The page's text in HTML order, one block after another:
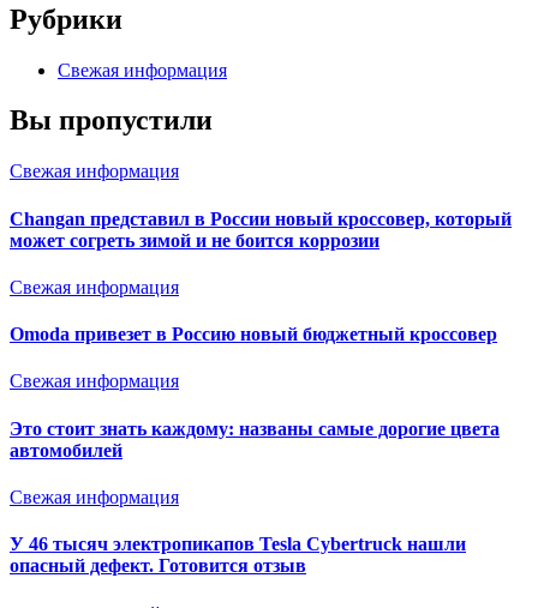
Рубрики
Свежая информация
Вы пропустили
Свежая информация
Changan представил в России новый кроссовер, который
может согреть зимой и не боится коррозии
Свежая информация
Omoda привезет в Россию новый бюджетный кроссовер
Свежая информация
Это стоит знать каждому: названы самые дорогие цвета
автомобилей
Свежая информация
У 46 тысяч электропикапов Tesla Cybertruck нашли
опасный дефект. Готовится отзыв